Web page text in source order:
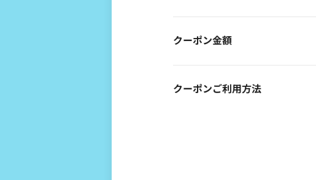
クーポン金額
クーポンご利用方法